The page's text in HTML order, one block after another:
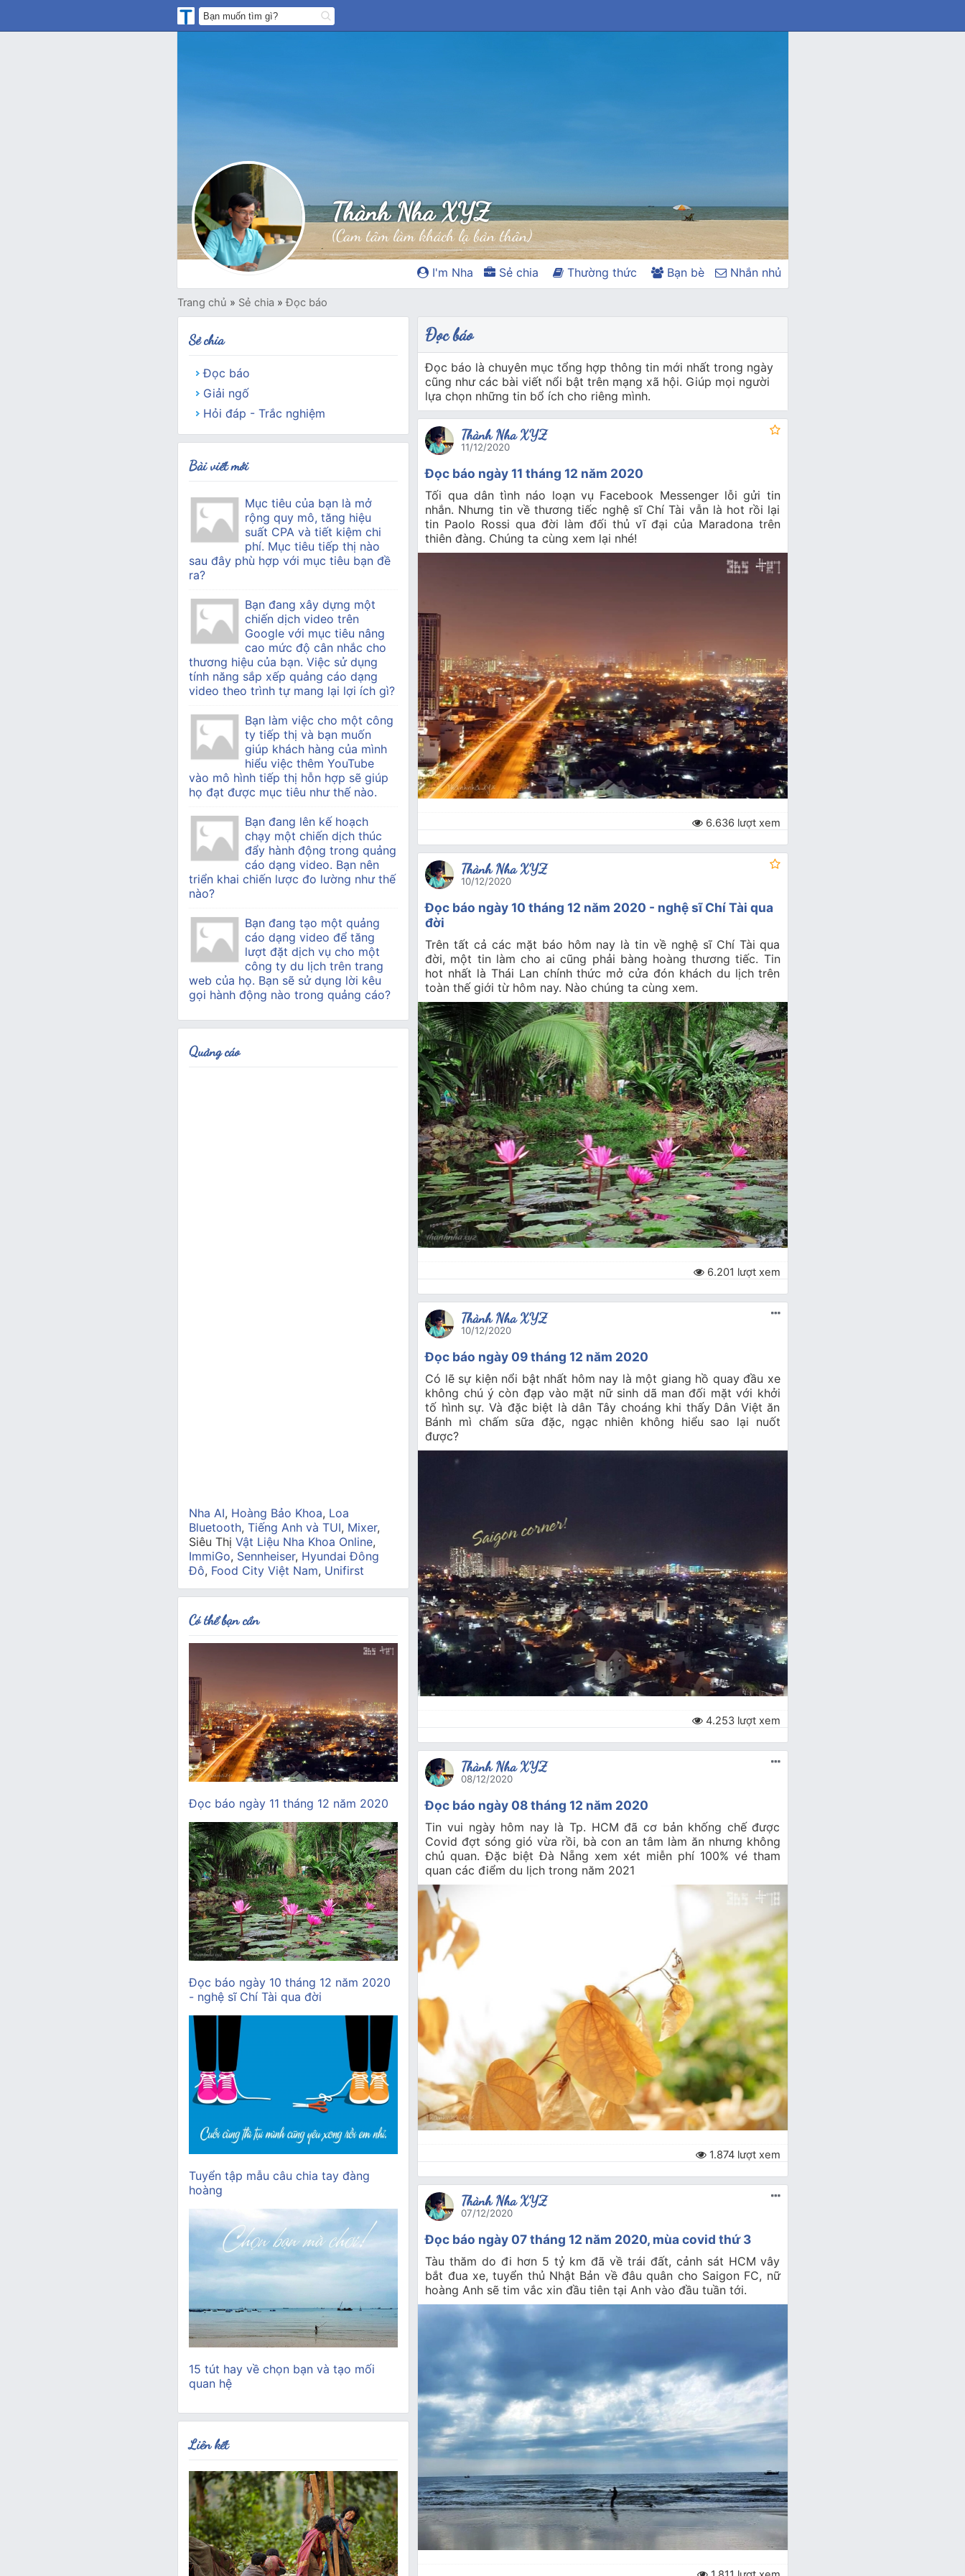
Thành Nha XYZ
(Cam tâm làm khách lạ bản thân)
I'm Nha Sẻ chia Thường thức Bạn bè Nhắn nhủ
Trang chủ » Sẻ chia »Đọc báo
Đọc báo
Đọc báo là chuyên mục tổng hợp thông tin mới nhất trong ngày
cũng như các bài viết nổi bật trên mạng xã hội. Giúp mọi người
lựa chọn những tin bổ ích cho riêng mình.
Thành Nha XYZ
11/12/2020
Đọc báo ngày 11 tháng 12 năm 2020
Tối qua dân tình náo loạn vụ Facebook Messenger lỗi gửi tin
nhắn. Nhưng tin về thương tiếc nghệ sĩ Chí Tài vẫn là hot rồi lại
tin Paolo Rossi qua đời làm đối thủ vĩ đại của Maradona trên
thiên đàng. Chúng ta cùng xem lại nhé!
6.636 lượt xem
Thành Nha XYZ
10/12/2020
Đọc báo ngày 10 tháng 12 năm 2020 - nghệ sĩ Chí Tài qua
đời
Trên tất cả các mặt báo hôm nay là tin về nghệ sĩ Chí Tài qua
đời, một tin làm cho ai cũng phải bàng hoàng thương tiếc. Tin
hot nhất là Thái Lan chính thức mở cửa đón khách du lịch trên
toàn thế giới từ hôm nay. Nào chúng ta cùng xem.
6.201 lượt xem
Thành Nha XYZ
10/12/2020
Đọc báo ngày 09 tháng 12 năm 2020
Có lẽ sự kiện nổi bật nhất hôm nay là một giang hồ quay đầu xe
không chú ý còn đạp vào mặt nữ sinh dã man đối mặt với khởi
tố hình sự. Và đặc biệt là dân Tây choáng khi thấy Dân Việt ăn
Bánh mì chấm sữa đặc, ngạc nhiên không hiểu sao lại nuốt
được?
4.253 lượt xem
Thành Nha XYZ
08/12/2020
Đọc báo ngày 08 tháng 12 năm 2020
Tin vui ngày hôm nay là Tp. HCM đã cơ bản khống chế được
Covid đợt sóng gió vừa rồi, bà con an tâm làm ăn nhưng không
chủ quan. Đặc biệt Đà Nẵng xem xét miễn phí 100% vé tham
quan các điểm du lịch trong năm 2021
1.874 lượt xem
Thành Nha XYZ
07/12/2020
Đọc báo ngày 07 tháng 12 năm 2020, mùa covid thứ 3
Tàu thăm do đi hơn 5 tỷ km đã về trái đất, cảnh sát HCM vây
bắt đua xe, tuyển thủ Nhật Bản về đâu quân cho Saigon FC, nữ
hoàng Anh sẽ tim vắc xin đầu tiên tại Anh vào đầu tuần tới.
Sẻ chia
Đọc báo
Giải ngố
Hỏi đáp - Trắc nghiệm
Bài viết mới
Mục tiêu của bạn là mở
rộng quy mô, tăng hiệu
suất CPA và tiết kiệm chi
phí. Mục tiêu tiếp thị nào
sau đây phù hợp với mục tiêu bạn đề
ra?
Bạn đang xây dựng một
chiến dịch video trên
Google với mục tiêu nâng
cao mức độ cân nhắc cho
thương hiệu của bạn. Việc sử dụng
tính năng sắp xếp quảng cáo dạng
video theo trình tự mang lại lợi ích gì?
Bạn làm việc cho một công
ty tiếp thị và bạn muốn
giúp khách hàng của mình
hiểu việc thêm YouTube
vào mô hình tiếp thị hỗn hợp sẽ giúp
họ đạt được mục tiêu như thế nào.
Bạn đang lên kế hoạch
chạy một chiến dịch thúc
đẩy hành động trong quảng
cáo dạng video. Bạn nên
triển khai chiến lược đo lường như thế
nào?
Bạn đang tạo một quảng
cáo dạng video để tăng
lượt đặt dịch vụ cho một
công ty du lịch trên trang
web của họ. Bạn sẽ sử dụng lời kêu
gọi hành động nào trong quảng cáo?
Quảng cáo
Nha AI, Hoàng Bảo Khoa, Loa
Bluetooth, Tiếng Anh và TUI, Mixer,
Siêu Thị Vật Liệu Nha Khoa Online,
ImmiGo, Sennheiser, Hyundai Đông
Đô, Food City Việt Nam, Unifirst
Có thể bạn cần
Đọc báo ngày 11 tháng 12 năm 2020
Đọc báo ngày 10 tháng 12 năm 2020
- nghệ sĩ Chí Tài qua đời
Tuyển tập mẫu câu chia tay đàng
hoàng
15 tút hay về chọn bạn và tạo mối
quan hệ
Liên kết